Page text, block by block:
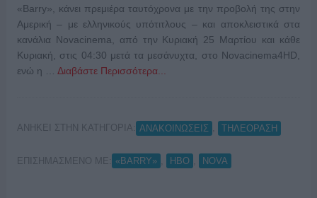
«Barry», κάνει πρεμιέρα ταυτόχρονα με την προβολή της στην
Αμερική – με ελληνικούς υπότιτλους – και αποκλειστικά στα
κανάλια Novacinema, από την Κυριακή 25 Μαρτίου και κάθε
Κυριακή, στις 04:30 μετά τα μεσάνυχτα, στο Novacinema4HD,
ενώ η … Διαβάστε Περισσότερα...
ΑΝΗΚΕΙ ΣΤΗΝ ΚΑΤΗΓΟΡΙΑ: ΑΝΑΚΟΙΝΩΣΕΙΣ ΤΗΛΕΟΡΑΣΗ
ΕΠΙΣΗΜΑΣΜΕΝΟ ΜΕ: «BARRY» HBO NOVA